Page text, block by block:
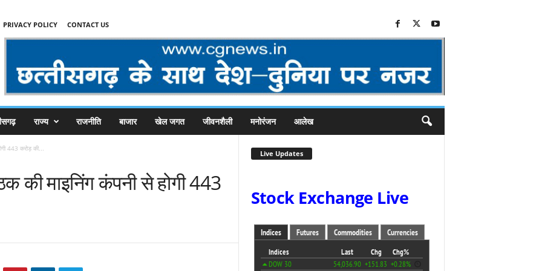
PRIVACY POLICY CONTACT US
राज्य राजनीति बाजार खेल जगत जीवनशैली मनोरंजन आलेख
443 करोड़ की...
की माइनिंग कंपनी से होगी 443
Live Updates
Stock Exchange Live